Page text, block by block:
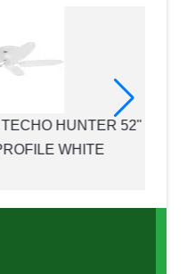
HUNTER 52"
WHITE